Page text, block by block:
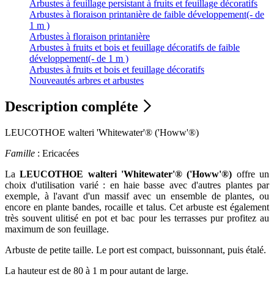
Arbustes à feuillage persistant à fruits et feuillage décoratifs
Arbustes à floraison printanière de faible développement(- de
1 m )
Arbustes à floraison printanière
Arbustes à fruits et bois et feuillage décoratifs de faible
développement(- de 1 m )
Arbustes à fruits et bois et feuillage décoratifs
Nouveautés arbres et arbustes
Description compléte
LEUCOTHOE walteri 'Whitewater'® ('Howw'®)
Famille : Ericacées
LaLEUCOTHOE walteri 'Whitewater'® ('Howw'®) offre un
choix d'utilisation varié : en haie basse avec d'autres plantes par
exemple, à l'avant d'un massif avec un ensemble de plantes, ou
encore en plante bandes, rocaille et talus. Cet arbuste est également
très souvent ulitisé en pot et bac pour les terrasses pur profitez au
maximum de son feuillage.
Arbuste de petite taille. Le port est compact, buissonnant, puis étalé.
La hauteur est de 80 à 1 m pour autant de large.